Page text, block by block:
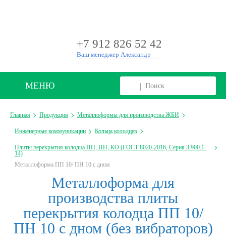
+7 912 826 52 42
Ваш менеджер Александр
МЕНЮ
Главная Продукция Металлоформы для производства ЖБИ
Инженерные коммуникации Кольца колодцев
Плиты перекрытия колодца ПП, ПН, КО (ГОСТ 8020-2016, Серия 3.900.1-
14)
Металлоформа ПП 10/ ПН 10 с дном
Металлоформа для
производства плиты
перекрытия колодца ПП 10/
ПН 10 с дном (без вибраторов)